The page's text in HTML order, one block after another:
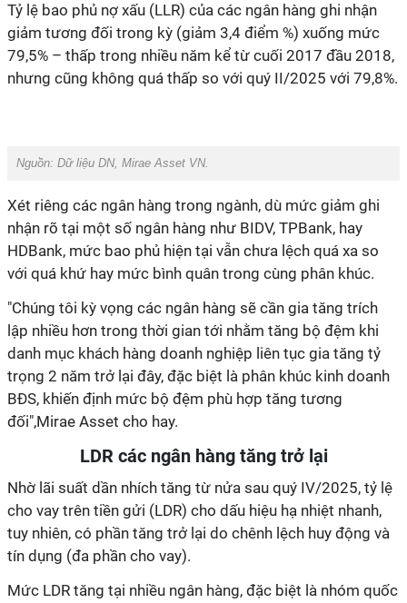
Tỷ lệ bao phủ nợ xấu (LLR) của các ngân hàng ghi nhận
giảm tương đối trong kỳ (giảm 3,4 điểm %) xuống mức
79,5% – thấp trong nhiều năm kể từ cuối 2017 đầu 2018,
nhưng cũng không quá thấp so với quý II/2025 với 79,8%.
Nguồn: Dữ liệu DN, Mirae Asset VN.
Xét riêng các ngân hàng trong ngành, dù mức giảm ghi
nhận rõ tại một số ngân hàng như BIDV, TPBank, hay
HDBank, mức bao phủ hiện tại vẫn chưa lệch quá xa so
với quá khứ hay mức bình quân trong cùng phân khúc.
"Chúng tôi kỳ vọng các ngân hàng sẽ cần gia tăng trích
lập nhiều hơn trong thời gian tới nhằm tăng bộ đệm khi
danh mục khách hàng doanh nghiệp liên tục gia tăng tỷ
trọng 2 năm trở lại đây, đặc biệt là phân khúc kinh doanh
BĐS, khiến định mức bộ đệm phù hợp tăng tương
đối",Mirae Asset cho hay.
LDR các ngân hàng tăng trở lại
Nhờ lãi suất dần nhích tăng từ nửa sau quý IV/2025, tỷ lệ
cho vay trên tiền gửi (LDR) cho dấu hiệu hạ nhiệt nhanh,
tuy nhiên, có phần tăng trở lại do chênh lệch huy động và
tín dụng (đa phần cho vay).
Mức LDR tăng tại nhiều ngân hàng, đặc biệt là nhóm quốc